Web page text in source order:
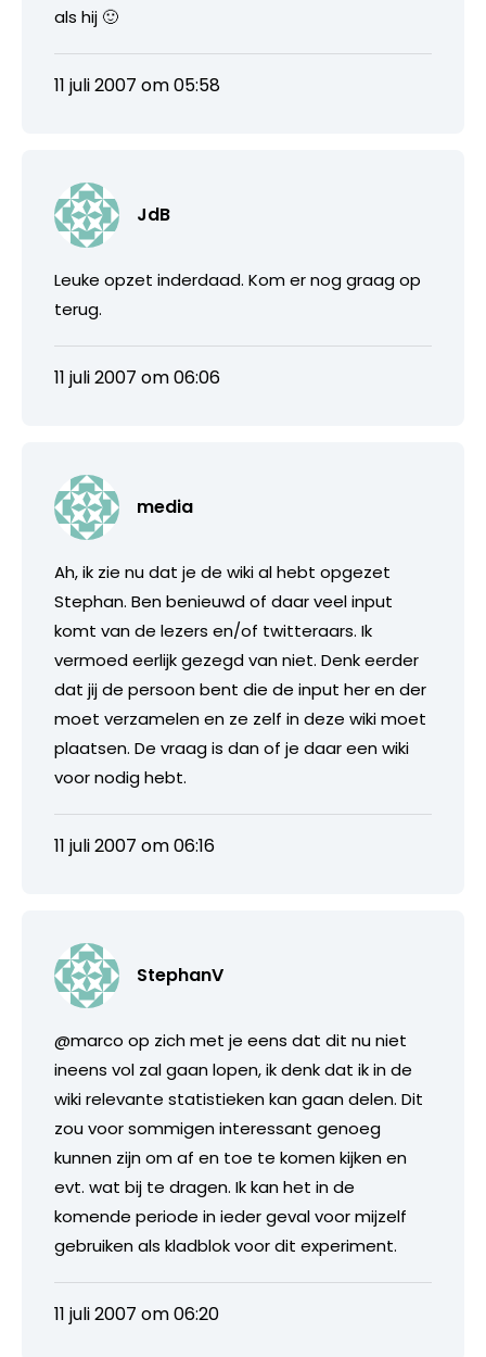
als hij 🙂
11 juli 2007 om 05:58
JdB
Leuke opzet inderdaad. Kom er nog graag op
terug.
11 juli 2007 om 06:06
media
Ah, ik zie nu dat je de wiki al hebt opgezet
Stephan. Ben benieuwd of daar veel input
komt van de lezers en/of twitteraars. Ik
vermoed eerlijk gezegd van niet. Denk eerder
dat jij de persoon bent die de input her en der
moet verzamelen en ze zelf in deze wiki moet
plaatsen. De vraag is dan of je daar een wiki
voor nodig hebt.
11 juli 2007 om 06:16
StephanV
@marco op zich met je eens dat dit nu niet
ineens vol zal gaan lopen, ik denk dat ik in de
wiki relevante statistieken kan gaan delen. Dit
zou voor sommigen interessant genoeg
kunnen zijn om af en toe te komen kijken en
evt. wat bij te dragen. Ik kan het in de
komende periode in ieder geval voor mijzelf
gebruiken als kladblok voor dit experiment.
11 juli 2007 om 06:20